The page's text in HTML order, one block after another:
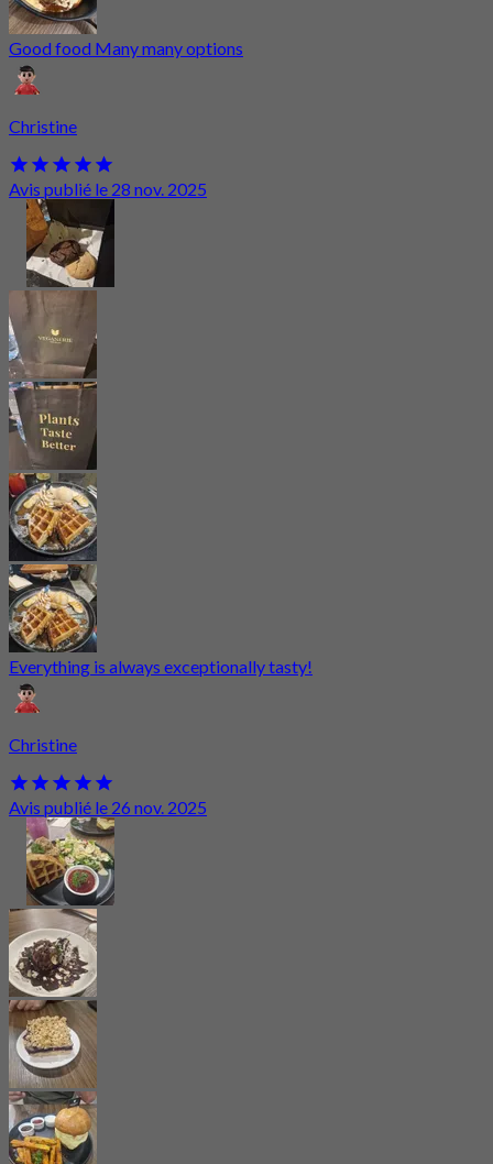
Good food Many many options
Christine
Avis publié le 28 nov. 2025
Everything is always exceptionally tasty!
Christine
Avis publié le 26 nov. 2025